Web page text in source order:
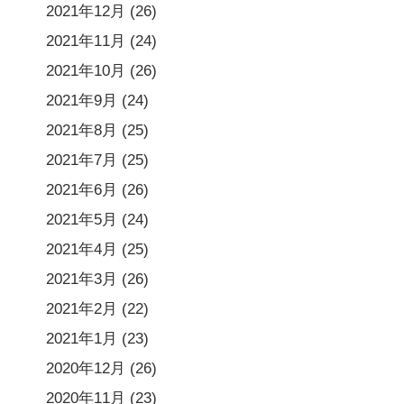
2021年12月 (26)
2021年11月 (24)
2021年10月 (26)
2021年9月 (24)
2021年8月 (25)
2021年7月 (25)
2021年6月 (26)
2021年5月 (24)
2021年4月 (25)
2021年3月 (26)
2021年2月 (22)
2021年1月 (23)
2020年12月 (26)
2020年11月 (23)